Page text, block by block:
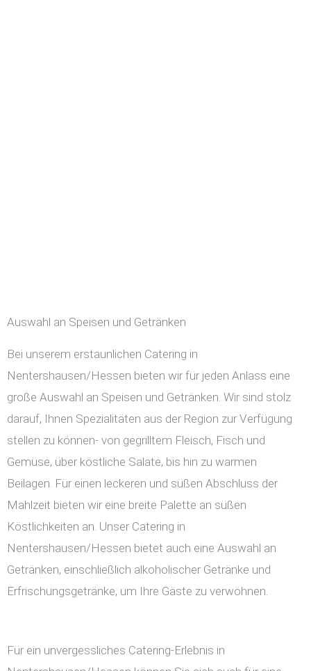
Auswahl an Speisen und Getränken
Bei unserem erstaunlichen Catering in
Nentershausen/Hessen bieten wir für jeden Anlass eine
große Auswahl an Speisen und Getränken. Wir sind stolz
darauf, Ihnen Spezialitäten aus der Region zur Verfügung
stellen zu können- von gegrilltem Fleisch, Fisch und
Gemüse, über köstliche Salate, bis hin zu warmen
Beilagen. Für einen leckeren und süßen Abschluss der
Mahlzeit bieten wir eine breite Palette an süßen
Köstlichkeiten an. Unser Catering in
Nentershausen/Hessen bietet auch eine Auswahl an
Getränken, einschließlich alkoholischer Getränke und
Erfrischungsgetränke, um Ihre Gäste zu verwöhnen.
Für ein unvergessliches Catering-Erlebnis in